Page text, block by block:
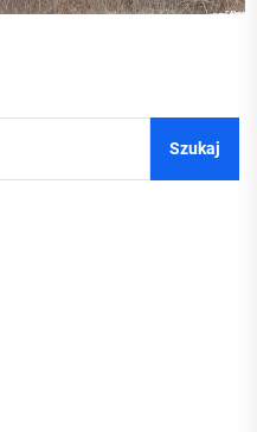
Szukaj